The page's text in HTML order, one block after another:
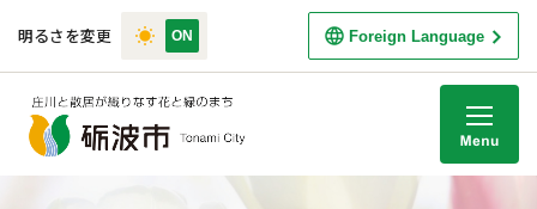
明るさを変更 Foreign Language